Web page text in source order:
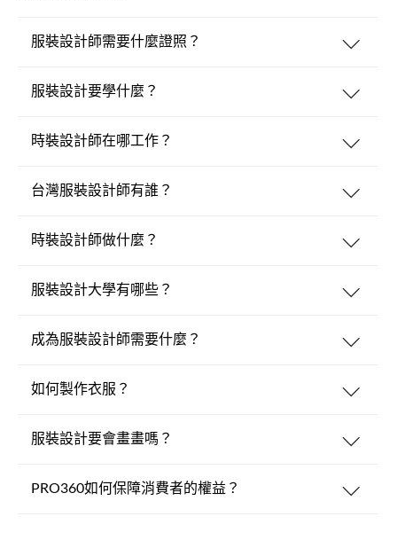
服裝設計師需要什麼證照？
服裝設計要學什麼？
時裝設計師在哪工作？
台灣服裝設計師有誰？
時裝設計師做什麼？
服裝設計大學有哪些？
成為服裝設計師需要什麼？
如何製作衣服？
服裝設計要會畫畫嗎？
PRO360如何保障消費者的權益？